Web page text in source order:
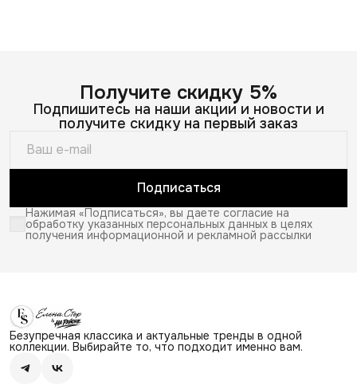
Получите скидку 5%
Подпишитесь на наши акции и новости и
получите скидку на первый заказ
Подписаться
Нажимая «Подписаться», вы даете согласие на
обработку указанных персональных данных в целях
получения информационной и рекламной рассылки
Безупречная классика и актуальные тренды в одной
коллекции. Выбирайте то, что подходит именно вам.